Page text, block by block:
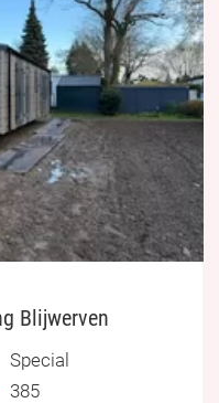
Blijwerven
Special
385